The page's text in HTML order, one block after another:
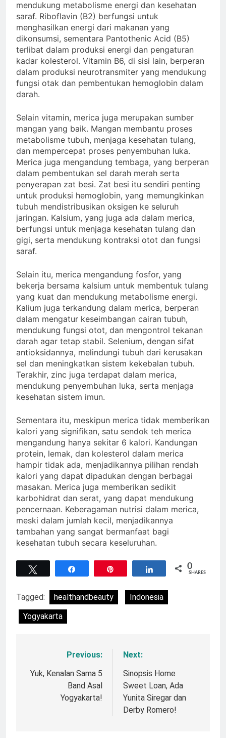
mendukung metabolisme energi dan kesehatan
saraf. Riboflavin (B2) berfungsi untuk
menghasilkan energi dari makanan yang
dikonsumsi, sementara Pantothenic Acid (B5)
terlibat dalam produksi energi dan pengaturan
kadar kolesterol. Vitamin B6, di sisi lain, berperan
dalam produksi neurotransmiter yang mendukung
fungsi otak dan pembentukan hemoglobin dalam
darah.
Selain vitamin, merica juga merupakan sumber
mangan yang baik. Mangan membantu proses
metabolisme tubuh, menjaga kesehatan tulang,
dan mempercepat proses penyembuhan luka.
Merica juga mengandung tembaga, yang berperan
dalam pembentukan sel darah merah serta
penyerapan zat besi. Zat besi itu sendiri penting
untuk produksi hemoglobin, yang memungkinkan
tubuh mendistribusikan oksigen ke seluruh
jaringan. Kalsium, yang juga ada dalam merica,
berfungsi untuk menjaga kesehatan tulang dan
gigi, serta mendukung kontraksi otot dan fungsi
saraf.
Selain itu, merica mengandung fosfor, yang
bekerja bersama kalsium untuk membentuk tulang
yang kuat dan mendukung metabolisme energi.
Kalium juga terkandung dalam merica, berperan
dalam mengatur keseimbangan cairan tubuh,
mendukung fungsi otot, dan mengontrol tekanan
darah agar tetap stabil. Selenium, dengan sifat
antioksidannya, melindungi tubuh dari kerusakan
sel dan meningkatkan sistem kekebalan tubuh.
Terakhir, zinc juga terdapat dalam merica,
mendukung penyembuhan luka, serta menjaga
kesehatan sistem imun.
Sementara itu, meskipun merica tidak memberikan
kalori yang signifikan, satu sendok teh merica
mengandung hanya sekitar 6 kalori. Kandungan
protein, lemak, dan kolesterol dalam merica
hampir tidak ada, menjadikannya pilihan rendah
kalori yang dapat dipadukan dengan berbagai
masakan. Merica juga memberikan sedikit
karbohidrat dan serat, yang dapat mendukung
pencernaan. Keberagaman nutrisi dalam merica,
meski dalam jumlah kecil, menjadikannya
tambahan yang sangat bermanfaat bagi
kesehatan tubuh secara keseluruhan.
Share 0
SHARES
Tagged: healthandbeauty
Indonesia
Yogyakarta
Navigasi
pos
Previous:
Yuk, Kenalan Sama 5
Band Asal
Yogyakarta!
Next:
Sinopsis Home
Sweet Loan, Ada
Yunita Siregar dan
Derby Romero!